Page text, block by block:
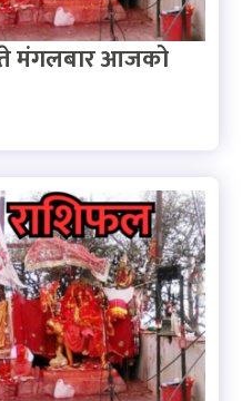
मंगलबार आजको